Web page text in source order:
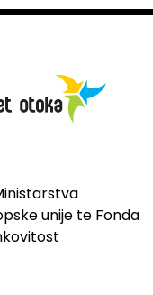
unije te Fonda